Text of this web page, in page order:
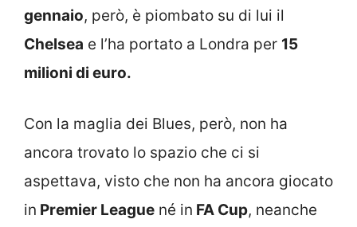
gennaio, però, è piombato su di lui il
Chelsea e l’ha portato a Londra per 15
milioni di euro.
Con la maglia dei Blues, però, non ha
ancora trovato lo spazio che ci si
aspettava, visto che non ha ancora giocato
in Premier League né in FA Cup, neanche